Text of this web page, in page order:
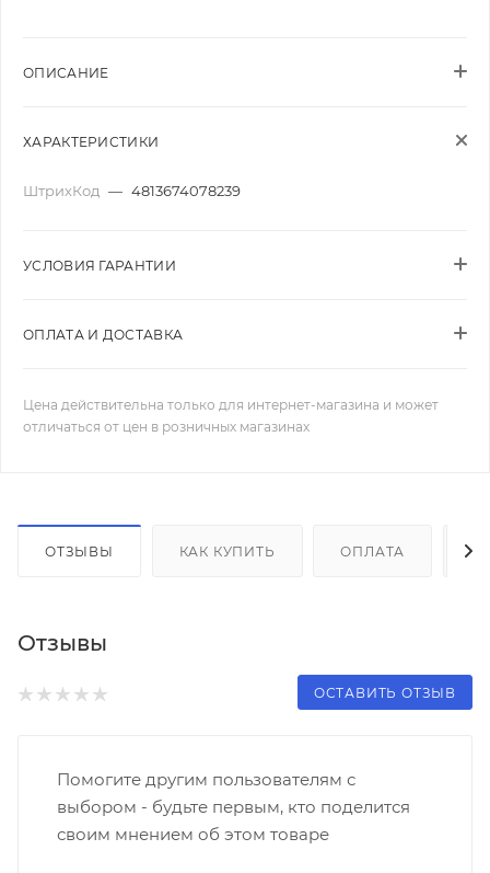
ОПИСАНИЕ
ХАРАКТЕРИСТИКИ
ШтрихКод — 4813674078239
УСЛОВИЯ ГАРАНТИИ
ОПЛАТА И ДОСТАВКА
Цена действительна только для интернет-магазина и может
отличаться от цен в розничных магазинах
ОТЗЫВЫ КАК КУПИТЬ ОПЛАТА
Отзывы
ОСТАВИТЬ ОТЗЫВ
Помогите другим пользователям с
выбором - будьте первым, кто поделится
своим мнением об этом товаре